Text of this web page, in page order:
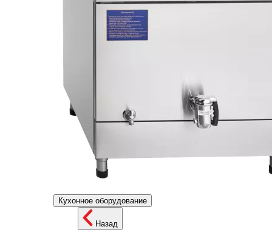
Кухонное оборудование
Назад